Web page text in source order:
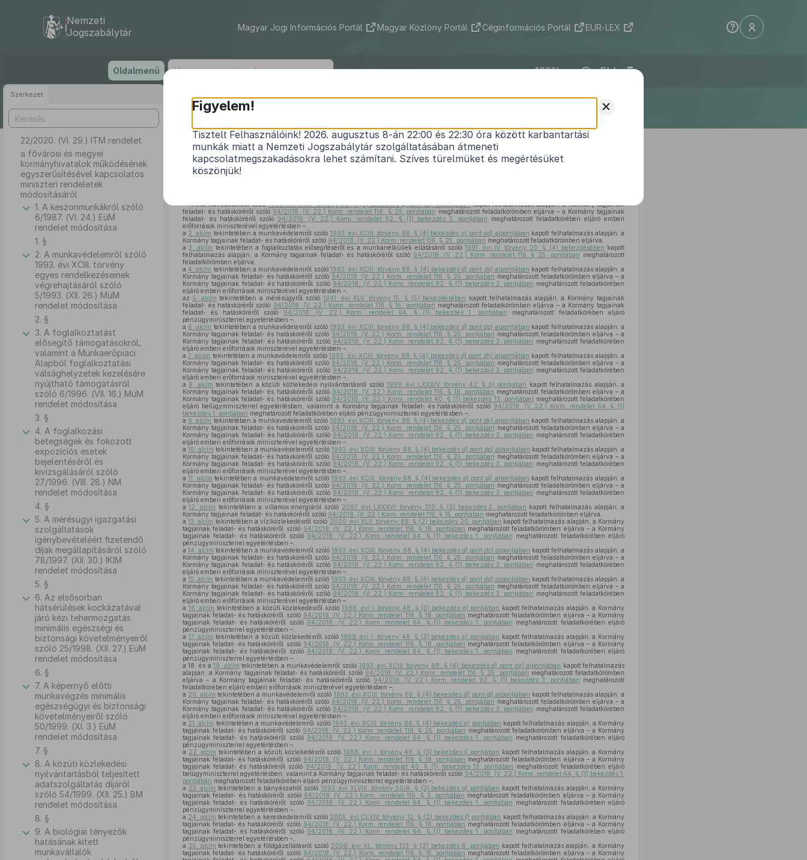
tartalomra
Nemzeti
Jogszabálytár
Magyar Jogi Információs Portál Magyar Közlöny Portál Céginformációs Portál EUR-LEX
Oldalmenü ELI
Szerkezet
22/2020. (VI. 29.) ITM rendelet
a fővárosi és megyei
kormányhivatalok működésének
egyszerűsítésével kapcsolatos
miniszteri rendeletek
módosításáról
1. A keszonmunkákról szóló
6/1987. (VI. 24.) EüM
rendelet módosítása
1. §
2. A munkavédelemről szóló
1993. évi XCIII. törvény
egyes rendelkezéseinek
végrehajtásáról szóló
5/1993. (XII. 26.) MüM
rendelet módosítása
2. §
3. A foglalkoztatást
elősegítő támogatásokról,
valamint a Munkaerőpiaci
Alapból foglalkoztatási
válsághelyzetek kezelésére
nyújtható támogatásról
szóló 6/1996. (VII. 16.) MüM
rendelet módosítása
3. §
4. A foglalkozási
betegségek és fokozott
expozíciós esetek
bejelentéséről és
kivizsgálásáról szóló
27/1996. (VIII. 28.) NM
rendelet módosítása
4. §
5. A mérésügyi igazgatási
szolgáltatások
igénybevételéért fizetendő
díjak megállapításáról szóló
78/1997. (XII. 30.) IKIM
rendelet módosítása
5. §
6. Az elsősorban
hátsérülések kockázatával
járó kézi tehermozgatás
minimális egészségi és
biztonsági követelményeiről
szóló 25/1998. (XII. 27.) EüM
rendelet módosítása
6. §
7. A képernyő előtti
munkavégzés minimális
egészségügyi és biztonsági
követelményeiről szóló
50/1999. (XI. 3.) EüM
rendelet módosítása
7. §
8. A közúti közlekedési
nyilvántartásból teljesített
adatszolgáltatás díjáról
szóló 54/1999. (XII. 25.) BM
rendelet módosítása
8. §
9. A biológiai tényezők
hatásának kitett
munkavállalók
22/2020. (VI. 29.) ITM rendelet
a fővárosi és megyei kormányhivatalok működésének egyszerűsítésével
kapcsolatos miniszteri rendeletek módosításáról
A munkavédelemről szóló1993. évi XCIII. törvény 88. § (4) bekezdésd)pontdc)alpontjábankapott felhatalmazás alapján, a Kormány tagjainak
feladat- és hatásköréről szóló 94/2018. (V. 22.) Korm. rendelet 116. § 25. pontjában meghatározott feladatkörömben eljárva – a Kormány tagjainak
feladat- és hatásköréről szóló 94/2018. (V. 22.) Korm. rendelet 92. § (1) bekezdés 3. pontjában meghatározott feladatkörében eljáró emberi
erőforrások miniszterével egyetértésben –,
a 2. alcím tekintetében a munkavédelemről szóló 1993. évi XCIII. törvény 88. § (4) bekezdés a) pont ad) alpontjában kapott felhatalmazás alapján, a
Kormány tagjainak feladat- és hatásköréről szóló 94/2018. (V. 22.) Korm. rendelet 116. § 25. pontjában meghatározott feladatkörömben eljárva,
a3. alcím tekintetében a foglalkoztatás elősegítéséről és a munkanélküliek ellátásáról szóló1991. évi IV. törvény 20. § (4) bekezdésében kapott
felhatalmazás alapján, a Kormány tagjainak feladat- és hatásköréről szóló 94/2018. (V. 22.) Korm. rendelet 116. § 25. pontjában meghatározott
feladatkörömben eljárva,
a4. alcím tekintetében a munkavédelemről szóló 1993. évi XCIII. törvény 88. § (4) bekezdésd) pont ds) alpontjában kapott felhatalmazás alapján, a
Kormány tagjainak feladat- és hatásköréről szóló 94/2018. (V. 22.) Korm. rendelet 116. § 25. pontjában meghatározott feladatkörömben eljárva – a
Kormány tagjainak feladat- és hatásköréről szóló 94/2018. (V. 22.) Korm. rendelet 92. § (1) bekezdés 3. pontjában meghatározott feladatkörében
eljáró emberi erőforrások miniszterével egyetértésben –,
az 5. alcím tekintetében a mérésügyről szóló 1991. évi XLV. törvény 15. § (5) bekezdésében kapott felhatalmazás alapján, a Kormány tagjainak
feladat- és hatásköréről szóló 94/2018. (V. 22.) Korm. rendelet 116. § 15. pontjában meghatározott feladatkörömben eljárva – a Kormány tagjainak
feladat- és hatásköréről szóló
94/2018. (V. 22.) Korm. rendelet 64. § (1) bekezdés 1. pontjában meghatározott feladatkörében eljáró
pénzügyminiszterrel egyetértésben –,
a 6. alcím tekintetében a munkavédelemről szóló 1993. évi XCIII. törvény 88. § (4) bekezdés d) pont dg) alpontjában kapott felhatalmazás alapján, a
Kormány tagjainak feladat- és hatásköréről szóló 94/2018. (V. 22.) Korm. rendelet 116. § 25. pontjában meghatározott feladatkörömben eljárva – a
Kormány tagjainak feladat- és hatásköréről szóló 94/2018. (V. 22.) Korm. rendelet 92. § (1) bekezdés 3. pontjában meghatározott feladatkörében
eljáró emberi erőforrások miniszterével egyetértésben –,
a7. alcím tekintetében a munkavédelemről szóló1993. évi XCIII. törvény 88. § (4) bekezdés d) pont dh) alpontjában kapott felhatalmazás alapján, a
Kormány tagjainak feladat- és hatásköréről szóló 94/2018. (V. 22.) Korm. rendelet 116. § 25. pontjában meghatározott feladatkörömben eljárva – a
Kormány tagjainak feladat- és hatásköréről szóló 94/2018. (V. 22.) Korm. rendelet 92. § (1) bekezdés 3. pontjában meghatározott feladatkörében
eljáró emberi erőforrások miniszterével egyetértésben –,
a 8. alcím tekintetében a közúti közlekedési nyilvántartásról szóló 1999. évi LXXXIV. törvény 42. § b) pontjában kapott felhatalmazás alapján, a
Kormány tagjainak feladat- és hatásköréről szóló 94/2018. (V. 22.) Korm. rendelet 116. § 18. pontjában meghatározott feladatkörömben eljárva – a
Kormány tagjainak feladat- és hatásköréről szóló 94/2018. (V. 22.) Korm. rendelet 40. § (1) bekezdés 13. pontjában meghatározott feladatkörében
eljáró belügyminiszterrel egyetértésben, valamint a Kormány tagjainak feladat- és hatásköréről szóló 94/2018. (V. 22.) Korm. rendelet 64. § (1)
bekezdés 1. pontjában meghatározott feladatkörében eljáró pénzügyminiszterrel egyetértésben –,
a 9. alcím tekintetében a munkavédelemről szóló 1993. évi XCIII. törvény 88. § (4) bekezdés d) pont dk) alpontjában kapott felhatalmazás alapján, a
Kormány tagjainak feladat- és hatásköréről szóló 94/2018. (V. 22.) Korm. rendelet 116. § 25. pontjában meghatározott feladatkörömben eljárva – a
Kormány tagjainak feladat- és hatásköréről szóló 94/2018. (V. 22.) Korm. rendelet 92. § (1) bekezdés 3. pontjában meghatározott feladatkörében
eljáró emberi erőforrások miniszterével egyetértésben –,
a 10. alcím tekintetében a munkavédelemről szóló1993. évi XCIII. törvény 88. § (4) bekezdés d) pont dp) alpontjában kapott felhatalmazás alapján, a
Kormány tagjainak feladat- és hatásköréről szóló 94/2018. (V. 22.) Korm. rendelet 116. § 25. pontjában meghatározott feladatkörömben eljárva – a
Kormány tagjainak feladat- és hatásköréről szóló 94/2018. (V. 22.) Korm. rendelet 92. § (1) bekezdés 3. pontjában meghatározott feladatkörében
eljáró emberi erőforrások miniszterével egyetértésben –,
a11. alcím tekintetében a munkavédelemről szóló 1993. évi XCIII. törvény 88. § (4) bekezdés d) pontdi) alpontjában kapott felhatalmazás alapján, a
Kormány tagjainak feladat- és hatásköréről szóló 94/2018. (V. 22.) Korm. rendelet 116. § 25. pontjában meghatározott feladatkörömben eljárva – a
Kormány tagjainak feladat- és hatásköréről szóló 94/2018. (V. 22.) Korm. rendelet 92. § (1) bekezdés 3. pontjában meghatározott feladatkörében
eljáró emberi erőforrások miniszterével egyetértésben –,
a12. alcím tekintetében a villamos energiáról szóló 2007. évi LXXXVI. törvény 170. § (3) bekezdés 3. pontjában kapott felhatalmazás alapján, a
Kormány tagjainak feladat- és hatásköréről szóló 94/2018. (V. 22.) Korm. rendelet 116. § 15. pontjában meghatározott feladatkörömben eljárva,
a13. alcím tekintetében a víziközlekedésről szóló 2000. évi XLII. törvény 88. § (2) bekezdés 20. pontjában kapott felhatalmazás alapján, a Kormány
tagjainak feladat- és hatásköréről szóló 94/2018. (V. 22.) Korm. rendelet 116. § 18. pontjában meghatározott feladatkörömben eljárva – a Kormány
tagjainak feladat- és hatásköréről szóló 94/2018. (V. 22.) Korm. rendelet 64. § (1) bekezdés 1. pontjában meghatározott feladatkörében eljáró
pénzügyminiszterrel egyetértésben –,
a 14. alcím tekintetében a munkavédelemről szóló1993. évi XCIII. törvény 88. § (4) bekezdés d) pont dc) alpontjában kapott felhatalmazás alapján, a
Kormány tagjainak feladat- és hatásköréről szóló 94/2018. (V. 22.) Korm. rendelet 116. § 25. pontjában meghatározott feladatkörömben eljárva – a
Kormány tagjainak feladat- és hatásköréről szóló 94/2018. (V. 22.) Korm. rendelet 92. § (1) bekezdés 3. pontjában meghatározott feladatkörében
eljáró emberi erőforrások miniszterével egyetértésben –,
a 15. alcím tekintetében a munkavédelemről szóló 1993. évi XCIII. törvény 88. § (4) bekezdésd) pont dd) alpontjában kapott felhatalmazás alapján, a
Kormány tagjainak feladat- és hatásköréről szóló 94/2018. (V. 22.) Korm. rendelet 116. § 25. pontjában meghatározott feladatkörömben eljárva – a
Kormány tagjainak feladat- és hatásköréről szóló 94/2018. (V. 22.) Korm. rendelet 92. § (1) bekezdés 3. pontjában meghatározott feladatkörében
eljáró emberi erőforrások miniszterével egyetértésben –,
a 16. alcím tekintetében a közúti közlekedésről szóló 1988. évi I. törvény 48. § (3) bekezdés e) pontjában kapott felhatalmazás alapján, a Kormány
tagjainak feladat- és hatásköréről szóló 94/2018. (V. 22.) Korm. rendelet 116. § 18. pontjában meghatározott feladatkörömben eljárva – a Kormány
tagjainak feladat- és hatásköréről szóló 94/2018. (V. 22.) Korm. rendelet 64. § (1) bekezdés 1. pontjában meghatározott feladatkörében eljáró
pénzügyminiszterrel egyetértésben –,
a 17. alcím tekintetében a közúti közlekedésről szóló 1988. évi I. törvény 48. § (3) bekezdése) pontjában kapott felhatalmazás alapján, a Kormány
tagjainak feladat- és hatásköréről szóló 94/2018. (V. 22.) Korm. rendelet 116. § 18. pontjában meghatározott feladatkörömben eljárva – a Kormány
tagjainak feladat- és hatásköréről szóló 94/2018. (V. 22.) Korm. rendelet 64. § (1) bekezdés 1. pontjában meghatározott feladatkörében eljáró
pénzügyminiszterrel egyetértésben –,
a 18. és a19. alcím tekintetében a munkavédelemről szóló 1993. évi XCIII. törvény 88. § (4) bekezdésd) pont de) alpontjában kapott felhatalmazás
alapján, a Kormány tagjainak feladat- és hatásköréről szóló 94/2018. (V. 22.) Korm. rendelet 116. § 25. pontjában meghatározott feladatkörömben
eljárva – a Kormány tagjainak feladat- és hatásköréről szóló 94/2018. (V. 22.) Korm. rendelet 92. § (1) bekezdés 3. pontjában meghatározott
feladatkörében eljáró emberi erőforrások miniszterével egyetértésben –,
a 20. alcím tekintetében a munkavédelemről szóló 1993. évi XCIII. törvény 88. § (4) bekezdésd) pont dj) alpontjában kapott felhatalmazás alapján, a
Kormány tagjainak feladat- és hatásköréről szóló 94/2018. (V. 22.) Korm. rendelet 116. § 25. pontjában meghatározott feladatkörömben eljárva – a
Kormány tagjainak feladat- és hatásköréről szóló 94/2018. (V. 22.) Korm. rendelet 92. § (1) bekezdés 3. pontjában meghatározott feladatkörében
eljáró emberi erőforrások miniszterével egyetértésben –,
a 21. alcím tekintetében a munkavédelemről szóló 1993. évi XCIII. törvény 88. § (4) bekezdése) pontjában kapott felhatalmazás alapján, a Kormány
tagjainak feladat- és hatásköréről szóló 94/2018. (V. 22.) Korm. rendelet 116. § 25. pontjában meghatározott feladatkörömben eljárva – a Kormány
tagjainak feladat- és hatásköréről szóló 94/2018. (V. 22.) Korm. rendelet 64. § (1) bekezdés 1. pontjában meghatározott feladatkörében eljáró
pénzügyminiszterrel egyetértésben –,
a 22. alcím tekintetében a közúti közlekedésről szóló1988. évi I. törvény 48. § (3) bekezdésj) pontjában kapott felhatalmazás alapján, a Kormány
tagjainak feladat- és hatásköréről szóló 94/2018. (V. 22.) Korm. rendelet 116. § 18. pontjában meghatározott feladatkörömben eljárva – a Kormány
tagjainak feladat- és hatásköréről szóló 94/2018. (V. 22.) Korm. rendelet 40. § (1) bekezdés 13. pontjában meghatározott feladatkörében eljáró
belügyminiszterrel egyetértésben, valamint a Kormány tagjainak feladat- és hatásköréről szóló 94/2018. (V. 22.) Korm. rendelet 64. § (1) bekezdés 1.
pontjában meghatározott feladatkörében eljáró pénzügyminiszterrel egyetértésben –,
a 23. alcím tekintetében a bányászatról szóló 1993. évi XLVIII. törvény 50/A. § (3) bekezdésa) pontjában kapott felhatalmazás alapján, a Kormány
tagjainak feladat- és hatásköréről szóló 94/2018. (V. 22.) Korm. rendelet 116. § 3. pontjában meghatározott feladatkörömben eljárva – a Kormány
tagjainak feladat- és hatásköréről szóló 94/2018. (V. 22.) Korm. rendelet 64. § (1) bekezdés 1. pontjában meghatározott feladatkörében eljáró
pénzügyminiszterrel egyetértésben –,
a 24. alcím tekintetében a kereskedelemről szóló 2005. évi CLXIV. törvény 12. § (2) bekezdésf) pontjában kapott felhatalmazás alapján, a Kormány
tagjainak feladat- és hatásköréről szóló 94/2018. (V. 22.) Korm. rendelet 116. § 16. pontjában meghatározott feladatkörömben eljárva – a Kormány
tagjainak feladat- és hatásköréről szóló 94/2018. (V. 22.) Korm. rendelet 64. § (1) bekezdés 1. pontjában meghatározott feladatkörében eljáró
pénzügyminiszterrel egyetértésben –,
a 25. alcím tekintetében a földgázellátásról szóló 2008. évi XL. törvény 133. § (2) bekezdés 6. pontjában kapott felhatalmazás alapján, a Kormány
tagjainak feladat- és hatásköréről szóló 94/2018. (V. 22.) Korm. rendelet 116. § 15. pontjában meghatározott feladatkörömben eljárva – a Kormány
+
Figyelem!
Tisztelt Felhasználóink! 2026. augusztus 8-án 22:00 és 22:30 óra között karbantartási
munkák miatt a Nemzeti Jogszabálytár szolgáltatásában átmeneti
kapcsolatmegszakadásokra lehet számítani. Szíves türelmüket és megértésüket
köszönjük!